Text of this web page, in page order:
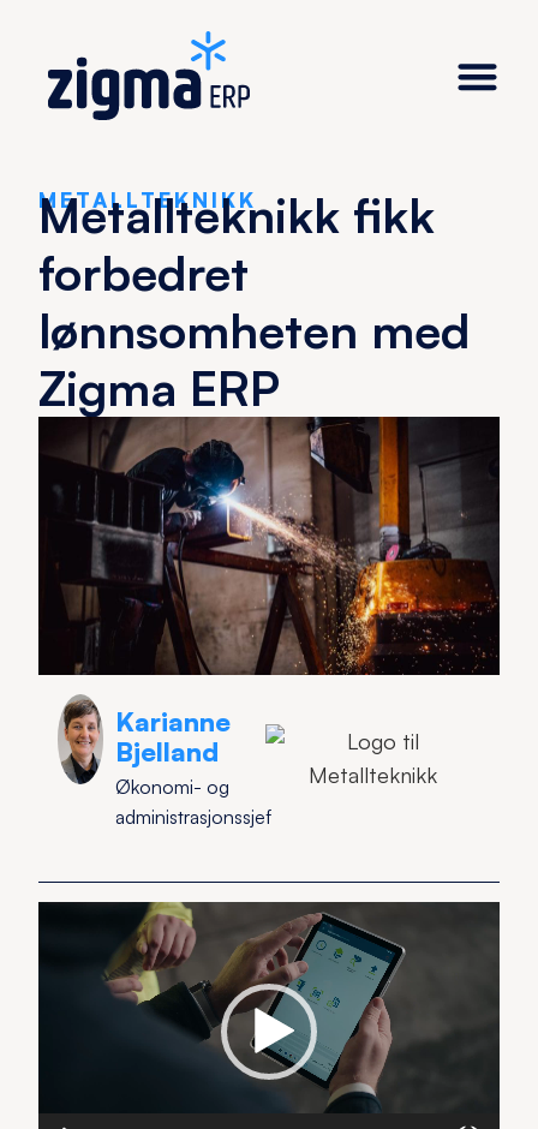
METALLTEKNIKK
Metallteknikk fikk
forbedret
lønnsomheten med
Zigma ERP
Karianne
Bjelland
Økonomi- og
administrasjonssjef
Videoavspiller